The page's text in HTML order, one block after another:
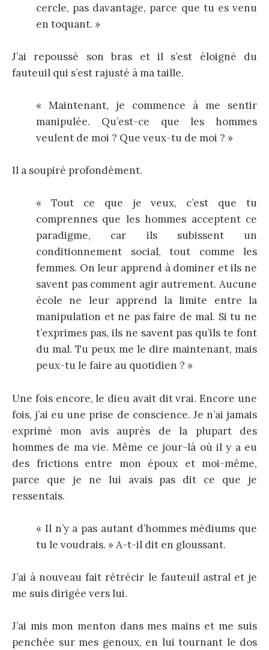
cercle, pas davantage, parce que tu es venu
en toquant. »
J’ai repoussé son bras et il s’est éloigné du
fauteuil qui s’est rajusté à ma taille.
« Maintenant, je commence à me sentir
manipulée. Qu’est-ce que les hommes
veulent de moi ? Que veux-tu de moi ? »
Il a soupiré profondément.
« Tout ce que je veux, c’est que tu
comprennes que les hommes acceptent ce
paradigme, car ils subissent un
conditionnement social, tout comme les
femmes. On leur apprend à dominer et ils ne
savent pas comment agir autrement. Aucune
école ne leur apprend la limite entre la
manipulation et ne pas faire de mal. Si tu ne
t’exprimes pas, ils ne savent pas qu’ils te font
du mal. Tu peux me le dire maintenant, mais
peux-tu le faire au quotidien ? »
Une fois encore, le dieu avait dit vrai. Encore une
fois, j’ai eu une prise de conscience. Je n’ai jamais
exprimé mon avis auprès de la plupart des
hommes de ma vie. Même ce jour-là où il y a eu
des frictions entre mon époux et moi-même,
parce que je ne lui avais pas dit ce que je
ressentais.
« Il n’y a pas autant d’hommes médiums que
tu le voudrais. » A-t-il dit en gloussant.
J’ai à nouveau fait rétrécir le fauteuil astral et je
me suis dirigée vers lui.
J’ai mis mon menton dans mes mains et me suis
penchée sur mes genoux, en lui tournant le dos